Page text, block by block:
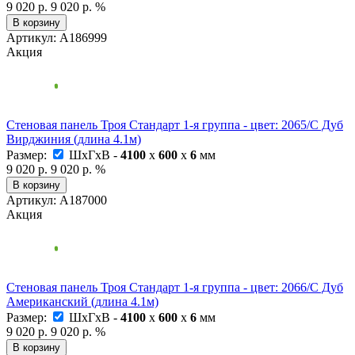
9 020 р. 9 020 р. %
В корзину
Артикул: А186999
Акция
Стеновая панель Троя Стандарт 1-я группа - цвет: 2065/С Дуб
Вирджиния (длина 4.1м)
Размер:
ШxГxВ - 4100 x 600 x 6 мм
9 020 р. 9 020 р. %
В корзину
Артикул: А187000
Акция
Стеновая панель Троя Стандарт 1-я группа - цвет: 2066/С Дуб
Американский (длина 4.1м)
Размер:
ШxГxВ - 4100 x 600 x 6 мм
9 020 р. 9 020 р. %
В корзину